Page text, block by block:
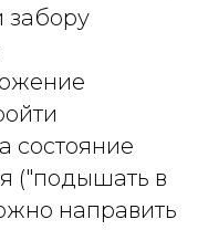
забору
состояние
("подышать в
направить